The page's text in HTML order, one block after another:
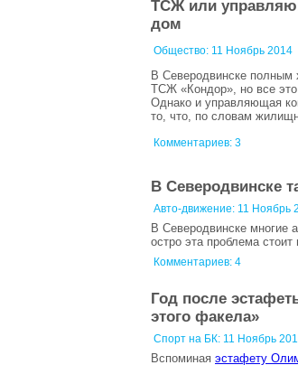
ТСЖ или
дом
Общество: 11 Ноябрь 2014
В Северодвинске
ТСЖ «Кондор», но все
Однако и управляющая
то, что, по словам
Комментариев: 3
В Северодвинске
Авто-движение: 11 Ноябрь
В Северодвинске многие
остро эта проблема
Комментариев: 4
Год после
этого факела»
Спорт на БК: 11 Ноябрь
Вспоминая эстафету